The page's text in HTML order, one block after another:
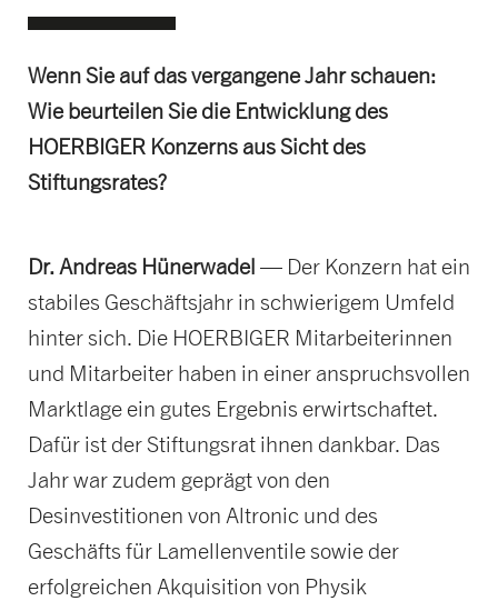
Wenn Sie auf das vergangene Jahr schauen:
Wie beurteilen Sie die Entwicklung des
HOERBIGER Konzerns aus Sicht des
Stiftungsrates?
Dr. Andreas Hünerwadel — Der Konzern hat ein
stabiles Geschäftsjahr in schwierigem Umfeld
hinter sich. Die HOERBIGER Mitarbeiterinnen
und Mitarbeiter haben in einer anspruchsvollen
Marktlage ein gutes Ergebnis erwirtschaftet.
Dafür ist der Stiftungsrat ihnen dankbar. Das
Jahr war zudem geprägt von den
Desinvestitionen von Altronic und des
Geschäfts für Lamellenventile sowie der
erfolgreichen Akquisition von Physik